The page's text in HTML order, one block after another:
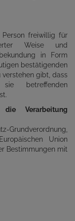
freiwillig für
Weise und
in Form
bestätigenden
gibt, dass
betreffenden
Verarbeitung
Grundverordnung,
Union
Bestimmungen mit